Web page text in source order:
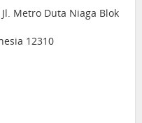
Metro Duta Niaga Blok
12310